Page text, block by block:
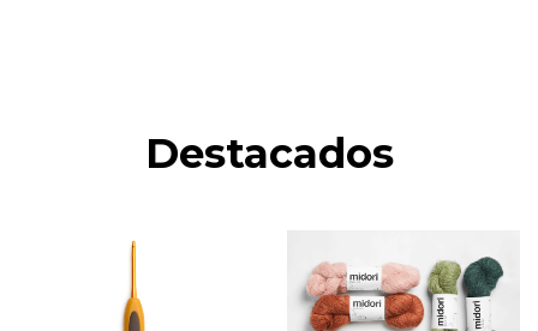
Destacados